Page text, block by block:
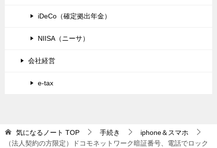
iDeCo（確定拠出年金）
NIISA（ニーサ）
会社経営
e-tax
気になるノート TOP 手続き
iphone＆スマホ
（法人契約の方限定）ドコモネットワーク暗証番号、電話でロック